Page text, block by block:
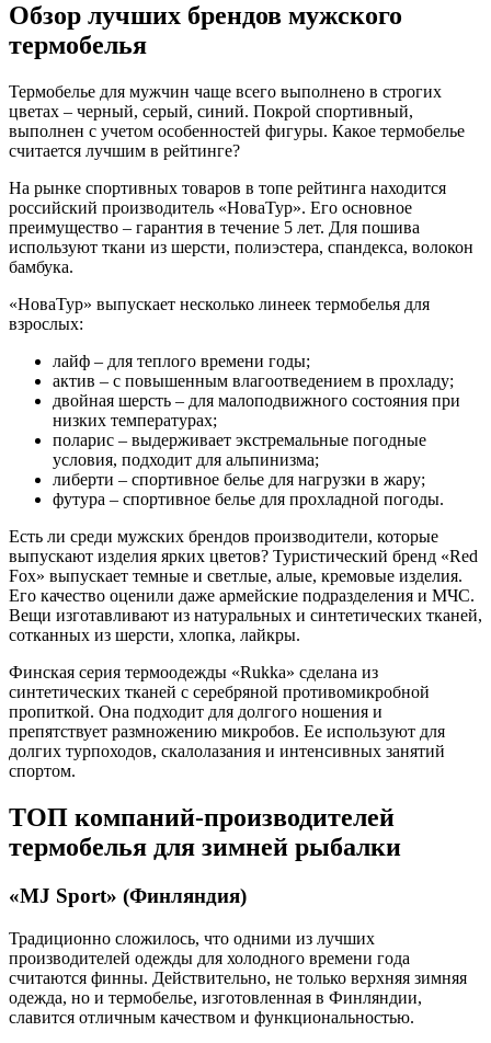
Обзор лучших брендов мужского
термобелья
Термобелье для мужчин чаще всего выполнено в строгих
цветах – черный, серый, синий. Покрой спортивный,
выполнен с учетом особенностей фигуры. Какое термобелье
считается лучшим в рейтинге?
На рынке спортивных товаров в топе рейтинга находится
российский производитель «НоваТур». Его основное
преимущество – гарантия в течение 5 лет. Для пошива
используют ткани из шерсти, полиэстера, спандекса, волокон
бамбука.
«НоваТур» выпускает несколько линеек термобелья для
взрослых:
лайф – для теплого времени годы;
актив – с повышенным влагоотведением в прохладу;
двойная шерсть – для малоподвижного состояния при
низких температурах;
поларис – выдерживает экстремальные погодные
условия, подходит для альпинизма;
либерти – спортивное белье для нагрузки в жару;
футура – спортивное белье для прохладной погоды.
Есть ли среди мужских брендов производители, которые
выпускают изделия ярких цветов? Туристический бренд «Red
Fox» выпускает темные и светлые, алые, кремовые изделия.
Его качество оценили даже армейские подразделения и МЧС.
Вещи изготавливают из натуральных и синтетических тканей,
сотканных из шерсти, хлопка, лайкры.
Финская серия термоодежды «Rukka» сделана из
синтетических тканей с серебряной противомикробной
пропиткой. Она подходит для долгого ношения и
препятствует размножению микробов. Ее используют для
долгих турпоходов, скалолазания и интенсивных занятий
спортом.
ТОП компаний-производителей
термобелья для зимней рыбалки
«MJ Sport» (Финляндия)
Традиционно сложилось, что одними из лучших
производителей одежды для холодного времени года
считаются финны. Действительно, не только верхняя зимняя
одежда, но и термобелье, изготовленная в Финляндии,
славится отличным качеством и функциональностью.